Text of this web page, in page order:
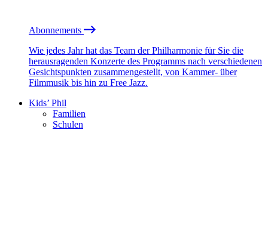
Abonnements
Wie jedes Jahr hat das Team der Philharmonie für Sie die
herausragenden Konzerte des Programms nach verschiedenen
Gesichtspunkten zusammengestellt, von Kammer- über
Filmmusik bis hin zu Free Jazz.
Kids’ Phil
Familien
Schulen